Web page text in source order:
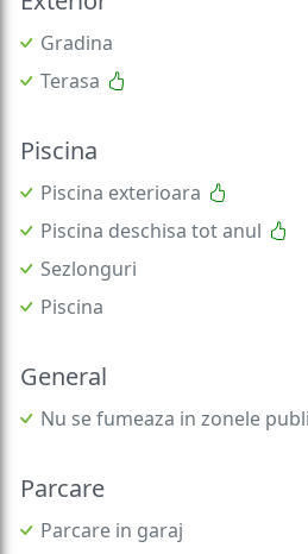
Gradina
Terasa
Piscina
Piscina exterioara
Piscina deschisa tot anul
Sezlonguri
Piscina
General
Nu se fumeaza in zonele
Parcare
Parcare in garaj